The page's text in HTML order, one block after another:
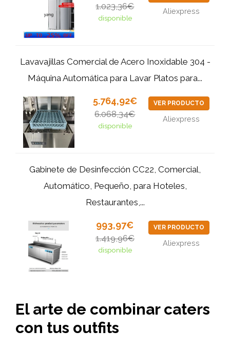
1.023,36€
disponible
Aliexpress
Lavavajillas Comercial de Acero Inoxidable 304 -
Máquina Automática para Lavar Platos para...
5.764,92€
6.068,34€
disponible
VER PRODUCTO
Aliexpress
Gabinete de Desinfección CC22, Comercial,
Automático, Pequeño, para Hoteles,
Restaurantes,...
993,97€
1.419,96€
disponible
VER PRODUCTO
Aliexpress
El arte de combinar caters
con tus outfits